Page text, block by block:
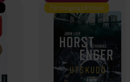
Første gang på tilbud